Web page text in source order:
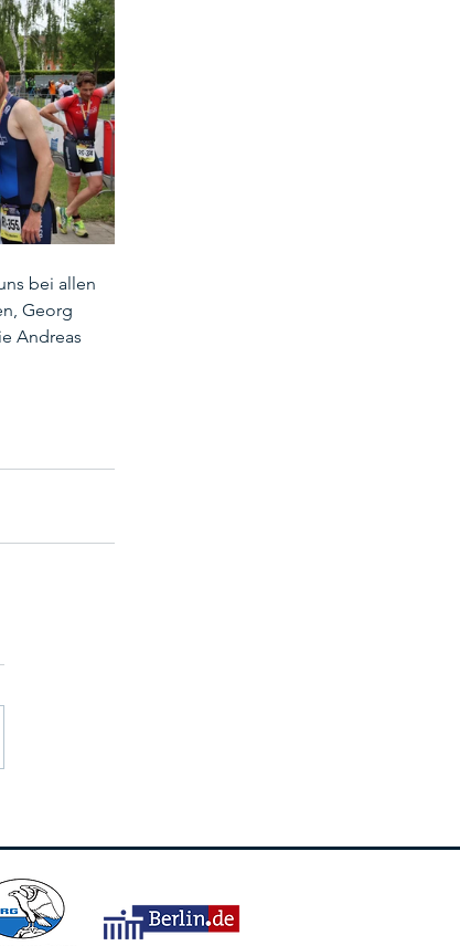
bei allen
Georg
Andreas